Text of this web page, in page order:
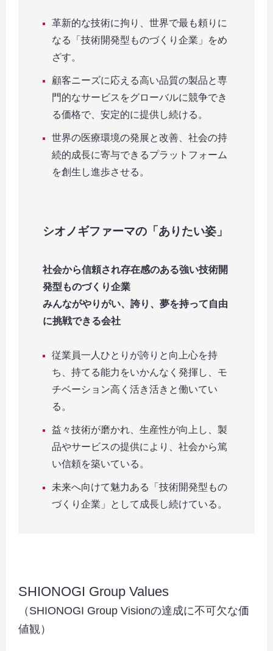
革新的な技術に拘り、世界で最も頼りに
なる「技術開発型ものづくり企業」をめ
ざす。
顧客ニーズに応える高い品質の製品と専
門的なサービスをグローバルに競争でき
る価格で、安定的に提供し続ける。
世界の医療環境の発展と改善、社会の持
続的成長に寄与できるプラットフォーム
を創生し進歩させる。
シオノギファーマの「ありたい姿」
社会から信頼され存在感のある強い技術開
発型ものづくり企業
みんながやりがい、誇り、夢を持って自由
に挑戦できる会社
従業員一人ひとりが誇りと向上心を持
ち、持てる能力をいかんなく発揮し、モ
チベーション高く活き活きと働いてい
る。
益々技術が磨かれ、生産性が向上し、製
品やサービスの提供により、社会から篤
い信頼を築いている。
未来へ向けて魅力ある「技術開発型もの
づくり企業」として成長し続けている。
SHIONOGI Group Values
（SHIONOGI Group Visionの達成に不可欠な価
値観）